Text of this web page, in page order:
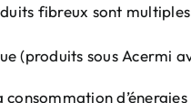
fibreux sont
(produits sous Acermi